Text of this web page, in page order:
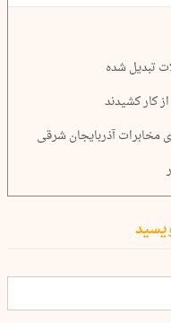
تبدیل شده
کار کشیدند
مخابرات آذربایجان شرقی